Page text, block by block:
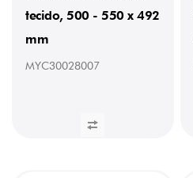
tecido, 500 - 550 x 492
mm
MYC30028007